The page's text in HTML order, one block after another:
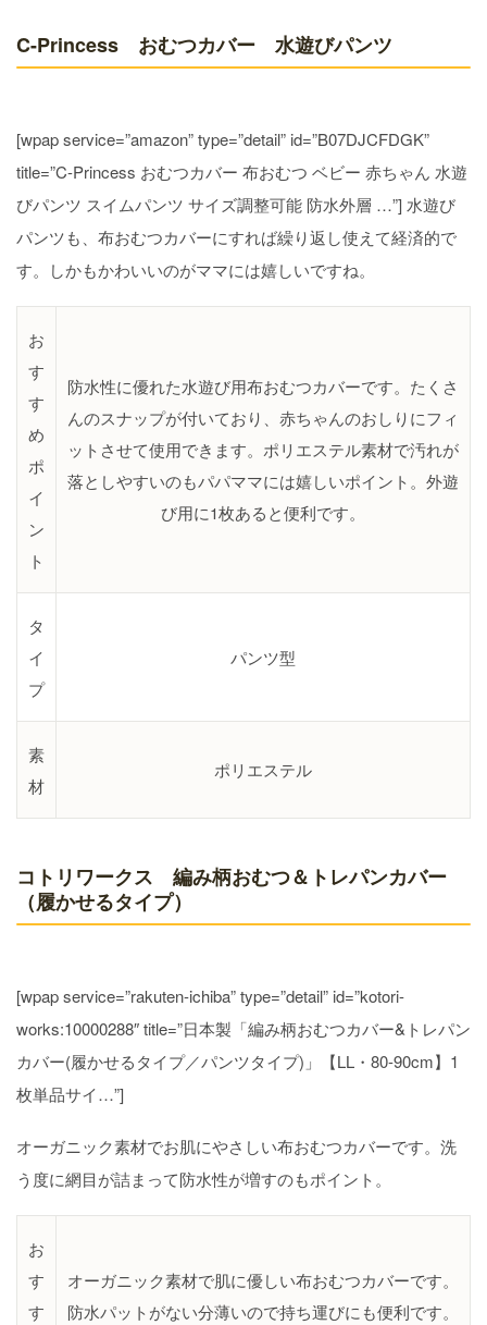
C-Princess おむつカバー 水遊びパンツ
[wpap service=”amazon” type=”detail” id=”B07DJCFDGK”
title=”C-Princess おむつカバー 布おむつ ベビー 赤ちゃん 水遊
びパンツ スイムパンツ サイズ調整可能 防水外層 …”] 水遊び
パンツも、布おむつカバーにすれば繰り返し使えて経済的で
す。しかもかわいいのがママには嬉しいですね。
お
す
す
め
ポ
イ
ン
ト
防水性に優れた水遊び用布おむつカバーです。たくさ
んのスナップが付いており、赤ちゃんのおしりにフィ
ットさせて使用できます。ポリエステル素材で汚れが
落としやすいのもパパママには嬉しいポイント。外遊
び用に1枚あると便利です。
タ
イ
プ
パンツ型
素
材
ポリエステル
コトリワークス 編み柄おむつ＆トレパンカバー
（履かせるタイプ）
[wpap service=”rakuten-ichiba” type=”detail” id=”kotori-
works:10000288″ title=”日本製「編み柄おむつカバー&トレパン
カバー(履かせるタイプ／パンツタイプ)」【LL・80-90cm】1
枚単品サイ…”]
オーガニック素材でお肌にやさしい布おむつカバーです。洗
う度に網目が詰まって防水性が増すのもポイント。
お
す
す
オーガニック素材で肌に優しい布おむつカバーです。
防水パットがない分薄いので持ち運びにも便利です。